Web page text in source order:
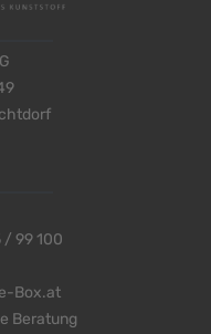
/ 99 100
Box.at
Beratung